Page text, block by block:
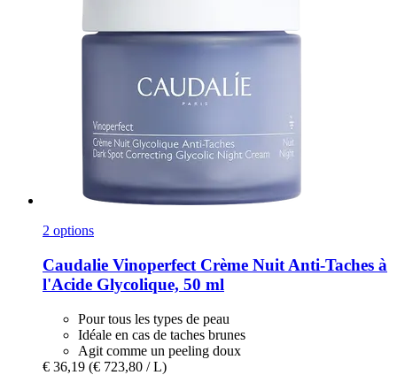
2 options
Caudalie Vinoperfect Crème Nuit Anti-​Taches à
l'Acide Glycolique, 50 ml
Pour tous les types de peau
Idéale en cas de taches brunes
Agit comme un peeling doux
€ 36,19 (€ 723,80 / L)